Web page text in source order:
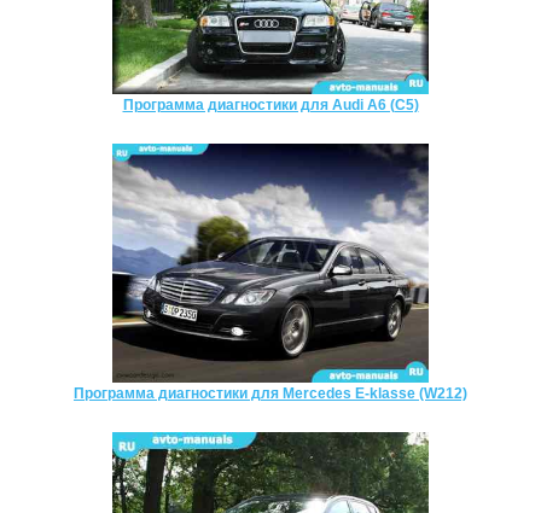
Программа диагностики для Audi A6 (C5)
Программа диагностики для Mercedes E-klasse (W212)